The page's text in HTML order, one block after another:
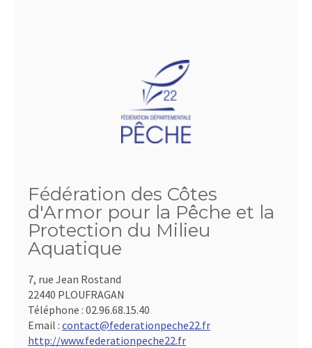
Fédération des Côtes
d'Armor pour la Pêche et la
Protection du Milieu
Aquatique
7, rue Jean Rostand
22440 PLOUFRAGAN
Téléphone : 02.96.68.15.40
Email : contact@federationpeche22.fr
http://www.federationpeche22.fr